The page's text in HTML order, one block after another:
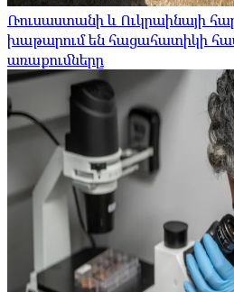
Ռուսաստանի և Ուկրաինայի
խաթարում են հացահատիկի
առաքումները